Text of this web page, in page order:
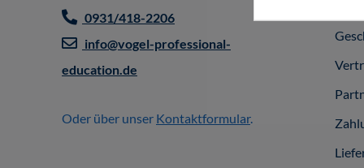
0931/418-2206
info@vogel-professional-
education.de
Oder über unser Kontaktformular.